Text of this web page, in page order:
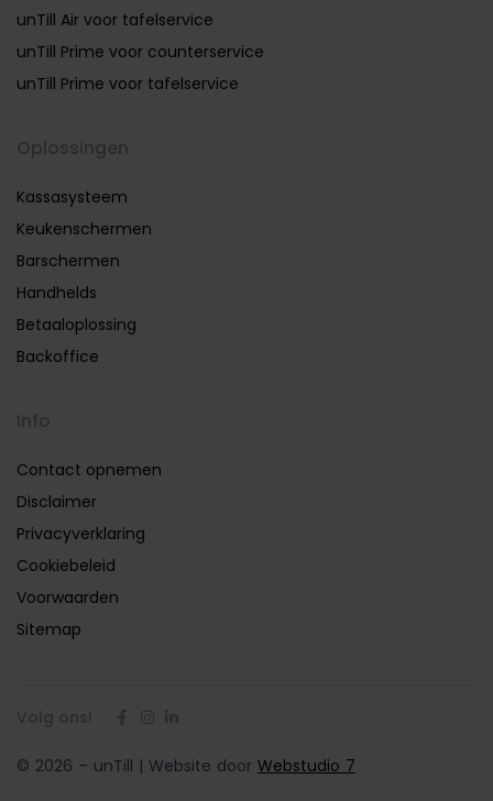
unTill Air voor tafelservice
unTill Prime voor counterservice
unTill Prime voor tafelservice
Kassasysteem
Keukenschermen
Barschermen
Handhelds
Betaaloplossing
Backoffice
Contact opnemen
Disclaimer
Privacyverklaring
Cookiebeleid
Voorwaarden
Sitemap
© 2026 – unTill | Website door Webstudio 7